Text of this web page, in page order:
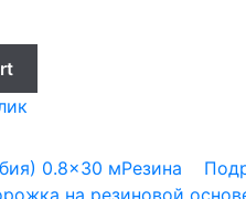
0.8x30 мРезина